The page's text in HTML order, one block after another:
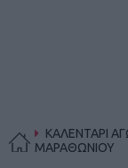
ΚΑΛΕΝΤΑΡΙ
ΜΑΡΑΘΩΝΙΟΥ